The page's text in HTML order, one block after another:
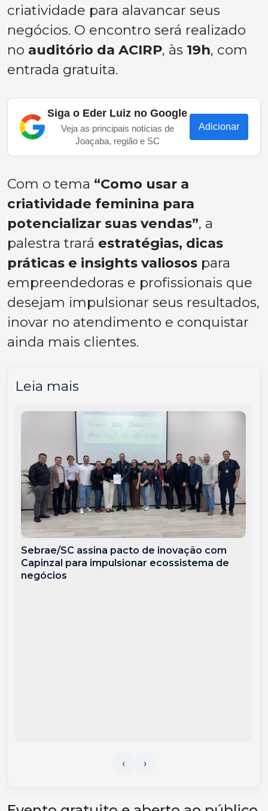
criatividade para alavancar seus
negócios. O encontro será realizado
no auditório da ACIRP, às 19h, com
entrada gratuita.
Siga o Eder Luiz no Google
Veja as principais notícias de
Joaçaba, região e SC
Adicionar
Com o tema “Como usar a
criatividade feminina para
potencializar suas vendas”, a
palestra trará estratégias, dicas
práticas e insights valiosos para
empreendedoras e profissionais que
desejam impulsionar seus resultados,
inovar no atendimento e conquistar
ainda mais clientes.
Leia mais
Sebrae/SC assina pacto de inovação com
Capinzal para impulsionar ecossistema de
negócios